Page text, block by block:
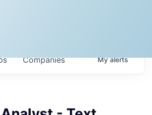
Companies Myalerts